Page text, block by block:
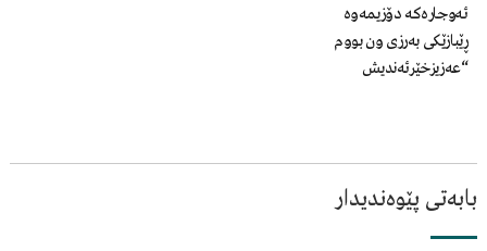
ئەوجارەکە دۆزیمەوە
ڕێبازێکی بەرزی ون بووم
“عەزیزخێرئەندیش
بابەتی پێوەندیدار